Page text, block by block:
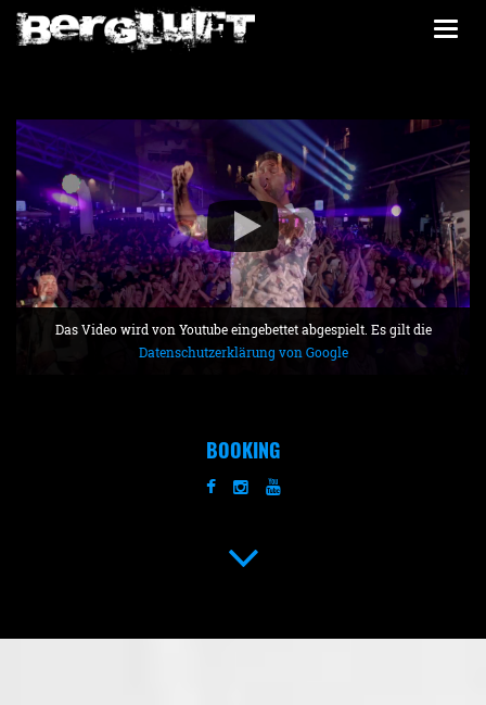
Das Video wird von Youtube eingebettet abgespielt. Es gilt die
Datenschutzerklärung von Google
BOOKING